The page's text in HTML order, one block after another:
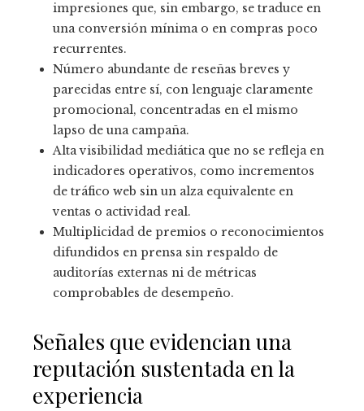
impresiones que, sin embargo, se traduce en
una conversión mínima o en compras poco
recurrentes.
Número abundante de reseñas breves y
parecidas entre sí, con lenguaje claramente
promocional, concentradas en el mismo
lapso de una campaña.
Alta visibilidad mediática que no se refleja en
indicadores operativos, como incrementos
de tráfico web sin un alza equivalente en
ventas o actividad real.
Multiplicidad de premios o reconocimientos
difundidos en prensa sin respaldo de
auditorías externas ni de métricas
comprobables de desempeño.
Señales que evidencian una
reputación sustentada en la
experiencia